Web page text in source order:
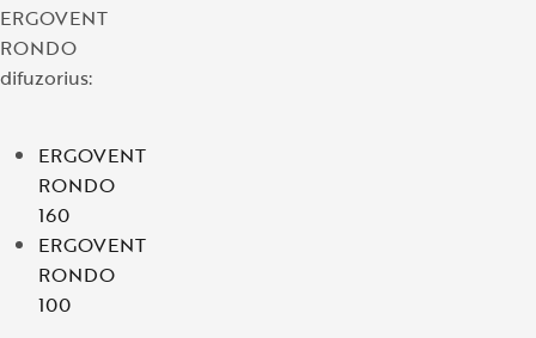
ERGOVENT
RONDO
difuzorius:
ERGOVENT
RONDO
160
ERGOVENT
RONDO
100